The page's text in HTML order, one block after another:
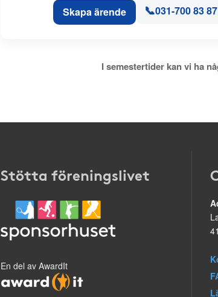
Skapa ärende 📞031-700 83 87
I semestertider kan vi ha
Stötta föreningslivet
En del av AwardIt